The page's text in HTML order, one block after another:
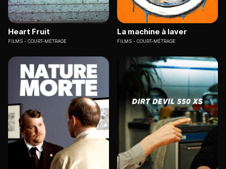
Heart Fruit
FILMS COURT-MÉTRAGE
La machine à laver
FILMS COURT-MÉTRAGE